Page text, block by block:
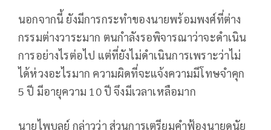
นอกจากนี้ ยังมีการกระทำของนายพร้อมพงศ์ที่ต่าง
กรรมต่างวาระมาก ตนกำลังรอพิจารณาว่าจะดำเนิน
การอย่างไรต่อไป แต่ที่ยังไม่ดำเนินการเพราะว่าไม่
ได้ห่วงอะไรมาก ความผิดที่จะแจ้งความมีโทษจำคุก
5 ปี มีอายุความ 10 ปี จึงมีเวลาเหลือมาก
นายไพบูลย์ กล่าวว่า ส่วนการเตรียมคำฟ้องนายดนัย